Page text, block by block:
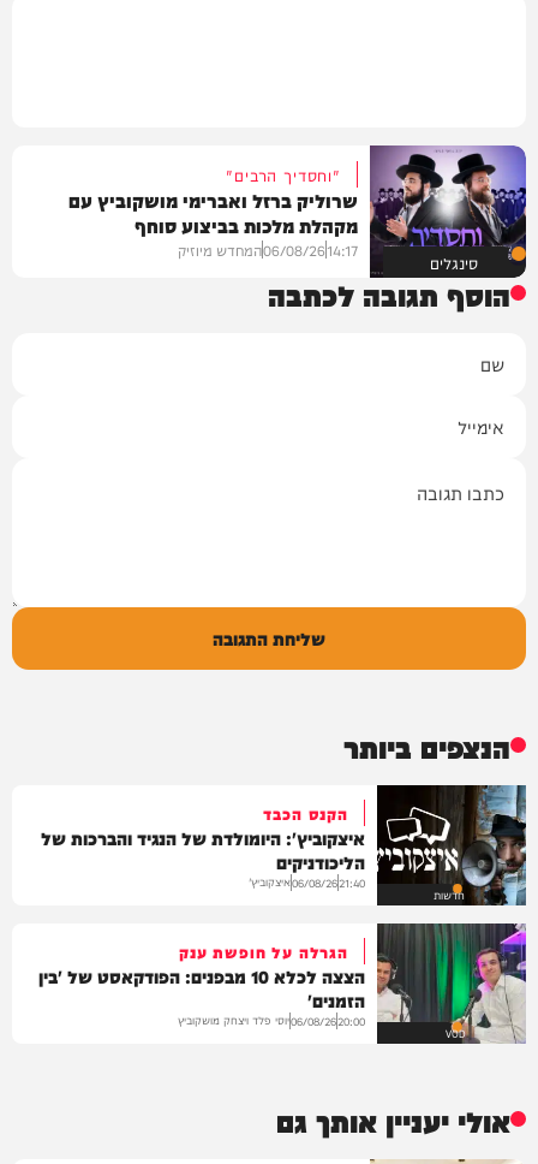
סינגלים
"וחסדיך הרבים"
שרוליק ברזל ואברימי מושקוביץ עם
מקהלת מלכות בביצוע סוחף
14:17
06/08/26המחדש מיוזיק
הוסף תגובה לכתבה
שליחת התגובה
הנצפים ביותר
חדשות
הקנס הכבד
איצקוביץ': היומולדת של הנגיד והברכות של
הליכודניקים
21:40
06/08/26איצקוביץ'
VOD
הגרלה על חופשת ענק
הצצה לכלא 10 מבפנים: הפודקאסט של 'בין
הזמנים'
20:00
06/08/26יוסי פלד ויצחק מושקוביץ
אולי יעניין אותך גם